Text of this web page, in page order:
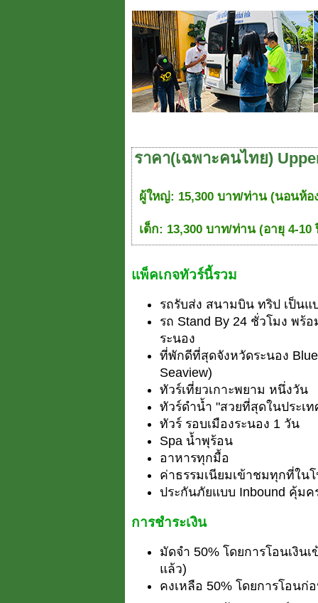
ราคา(เฉพาะคนไทย)
ผู้ใหญ่: 15,300 บาท/ท่าน (นอนห้อ
เด็ก: 13,300 บาท/ท่าน (อายุ 4-10
แพ็คเกจทัวร์นี้รวม
รถรับส่ง สนามบิน ทริป เป็นแ
รถ Stand By 24 ชั่วโมง พร้
ระนอง
ที่พักดีที่สุดจังหวัดระนอง
Seaview)
ทัวร์เที่ยวเกาะพยาม หนึ่งวัน
ทัวร์ดำน้ำ "สวยที่สุดในประเ
ทัวร์ รอบเมืองระนอง 1 วัน
Spa น้ำพุร้อน
อาหารทุกมื้อ
ค่าธรรมเนียมเข้าชมทุกที่ใน
ประกันภัยแบบ Inbound คุ้มค
การชำระเงิน
มัดจำ 50% โดยการโอนเงิน
แล้ว)
คงเหลือ 50% โดยการโอนก่